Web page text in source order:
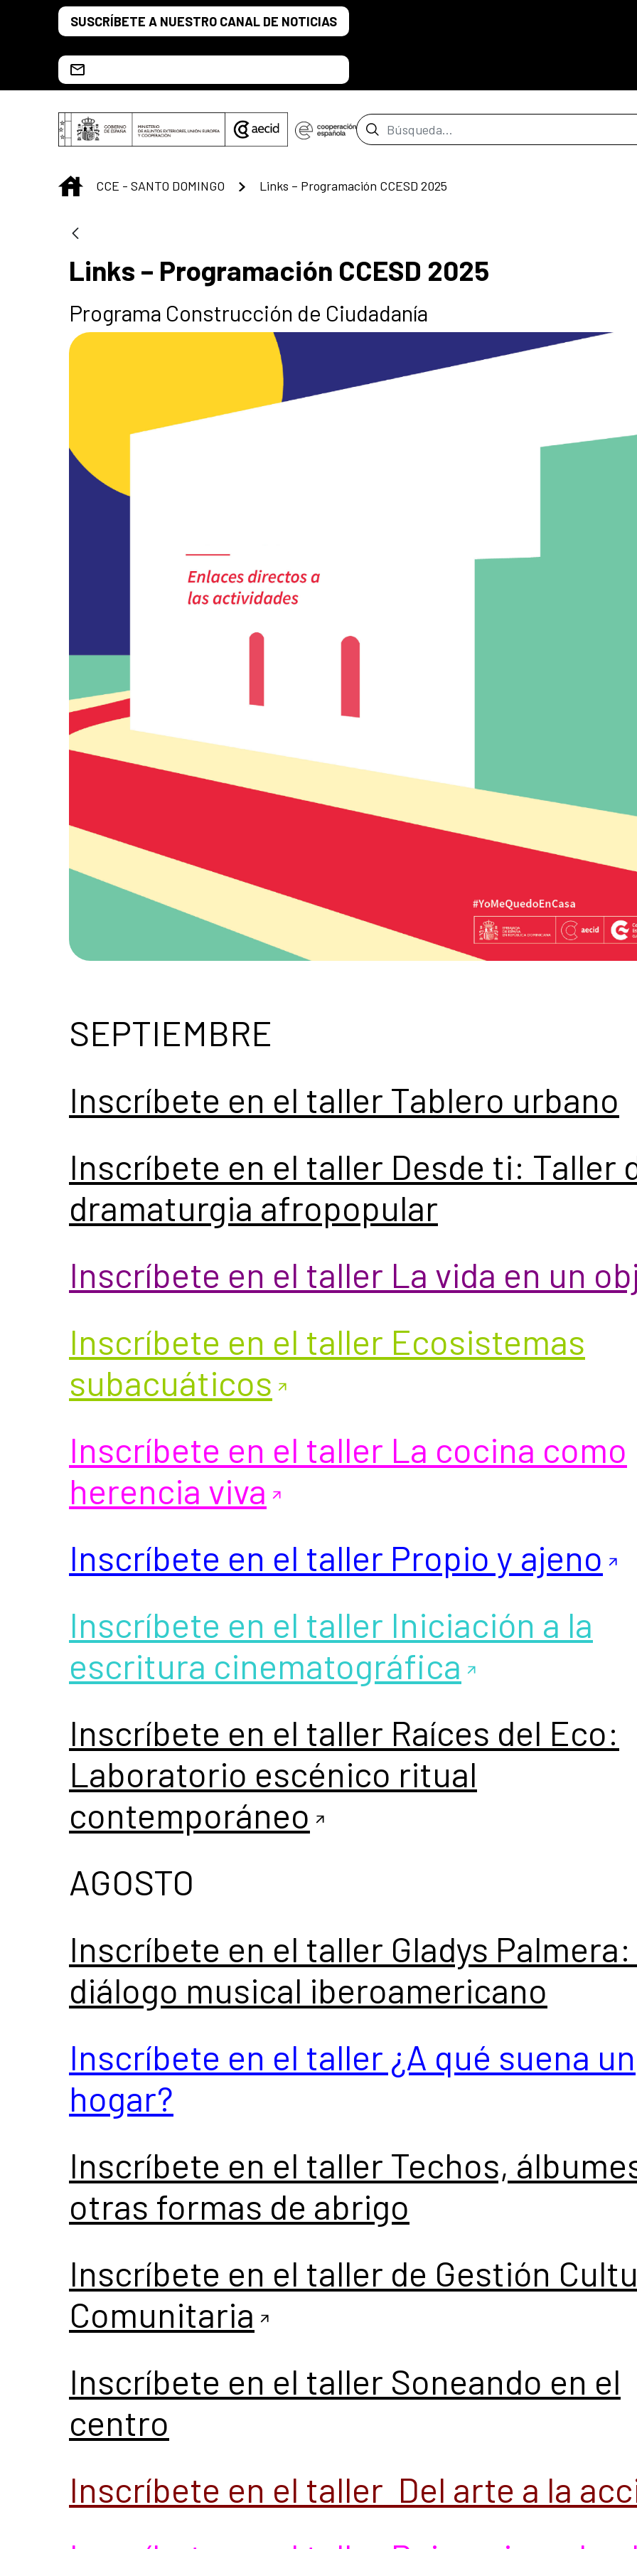
Saltar al contenido principal
SUSCRÍBETE A NUESTRO CANAL DE NOTICIAS
Barra de búsqueda
INICIO
CCE - SANTO DOMINGO Links – Programación CCESD 2025
Links – Programación CCESD 2025
Programa Construcción de Ciudadanía
SEPTIEMBRE
Inscríbete en el taller Tablero urbano
Inscríbete en el taller Desde ti: Taller
dramaturgia afropopular
Inscríbete en el taller La vida en un
Inscríbete en el taller Ecosistemas
subacuáticos
Inscríbete en el taller La cocina como
herencia viva
Inscríbete en el taller Propio y ajeno
Inscríbete en el taller Iniciación a la
escritura cinematográfica
Inscríbete en el taller Raíces del Eco:
Laboratorio escénico ritual
contemporáneo
AGOSTO
Inscríbete en el taller Gladys
diálogo musical iberoamericano
Inscríbete en el taller ¿A qué suena un
hogar?
Inscríbete en el taller Techos,
otras formas de abrigo
Inscríbete en el taller de Gestión
Comunitaria
Inscríbete en el taller Soneando en el
centro
Inscríbete en el taller Del arte a la